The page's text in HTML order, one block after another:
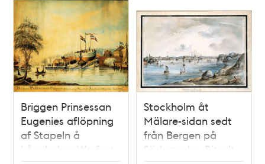
Briggen Prinsessan
Eugenies aflöpning
af Stapeln å
Långholms-Warfvet
Stockholm åt
Mälare-sidan sedt
från Bergen på
Södermalm. Ritadt .